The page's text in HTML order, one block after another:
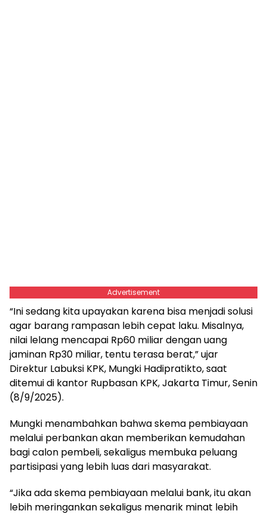
Advertisement
“Ini sedang kita upayakan karena bisa menjadi solusi
agar barang rampasan lebih cepat laku. Misalnya,
nilai lelang mencapai Rp60 miliar dengan uang
jaminan Rp30 miliar, tentu terasa berat,” ujar
Direktur Labuksi KPK, Mungki Hadipratikto, saat
ditemui di kantor Rupbasan KPK, Jakarta Timur, Senin
(8/9/2025).
Mungki menambahkan bahwa skema pembiayaan
melalui perbankan akan memberikan kemudahan
bagi calon pembeli, sekaligus membuka peluang
partisipasi yang lebih luas dari masyarakat.
“Jika ada skema pembiayaan melalui bank, itu akan
lebih meringankan sekaligus menarik minat lebih